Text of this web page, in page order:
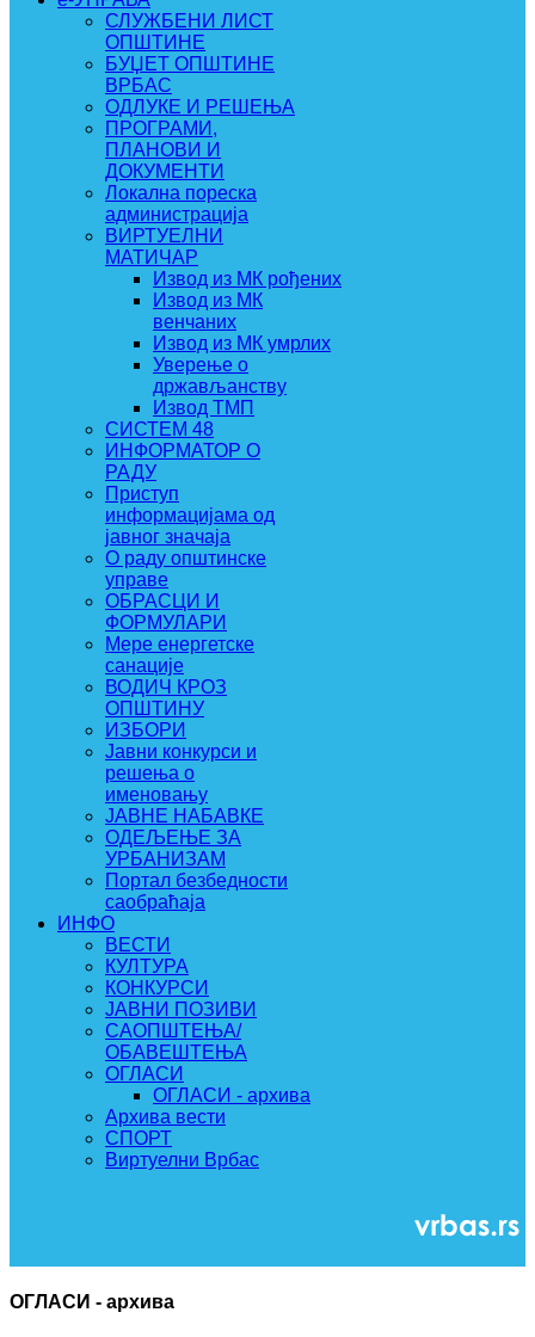
СЛУЖБЕНИ ЛИСТ
ОПШТИНЕ
БУЏЕТ ОПШТИНЕ
ВРБАС
ОДЛУКЕ И РЕШЕЊА
ПРОГРАМИ,
ПЛАНОВИ И
ДОКУМЕНТИ
Локална пореска
администрација
ВИРТУЕЛНИ
МАТИЧАР
Извод из МК рођених
Извод из МК
венчаних
Извод из МК умрлих
Уверење о
држављанству
Извод ТМП
СИСТЕМ 48
ИНФОРМАТОР О
РАДУ
Приступ
информацијама од
јавног значаја
О раду општинске
управе
ОБРАСЦИ И
ФОРМУЛАРИ
Мере енергетске
санације
ВОДИЧ КРОЗ
ОПШТИНУ
ИЗБОРИ
Јавни конкурси и
решења о
именовању
ЈАВНЕ НАБАВКЕ
ОДЕЉЕЊЕ ЗА
УРБАНИЗАМ
Портал безбедности
саобраћаја
ИНФО
ВЕСТИ
КУЛТУРА
КОНКУРСИ
ЈАВНИ ПОЗИВИ
САОПШТЕЊА/
ОБАВЕШТЕЊА
ОГЛАСИ
ОГЛАСИ - архива
Архива вести
СПОРТ
Виртуелни Врбас
ОГЛАСИ - архива